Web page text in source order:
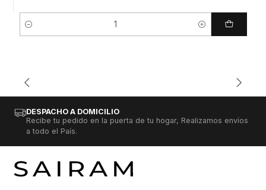
Cantidad
DESPACHO A DOMICILIO
Recibe tu pedido en la puerta de tu hogar, Realizamos envíos
a todo el País.